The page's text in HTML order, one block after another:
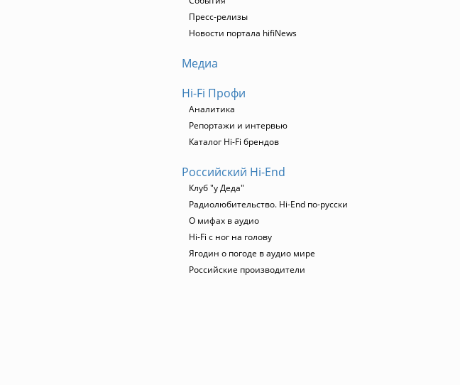
Пресс-релизы
Новости портала hifiNews
Медиа
Hi-Fi Профи
Аналитика
Репортажи и интервью
Каталог Hi-Fi брендов
Российский Hi-End
Клуб "у Деда"
Радиолюбительство. Hi-End по-русски
О мифах в аудио
Hi-Fi с ног на голову
Ягодин о погоде в аудио мире
Российские производители